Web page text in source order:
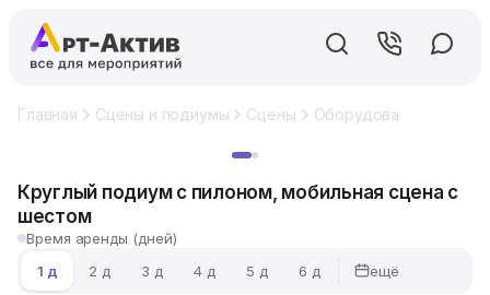
Главная Сцены и подиумы Сцены Оборудование для
Круглый подиум с пилоном, мобильная сцена с
шестом
Время аренды (дней)
1 д
2 д 3 д 4 д 5 д 6 д ещё